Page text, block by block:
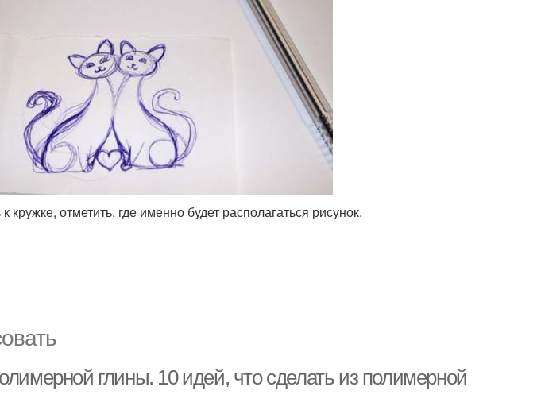
отметить, где именно будет располагаться рисунок.
глины. 10 идей, что сделать из полимерной